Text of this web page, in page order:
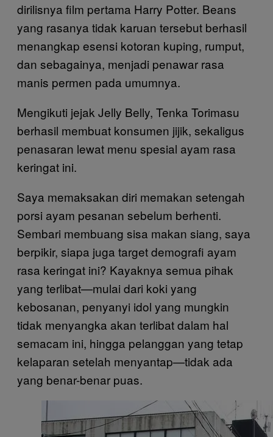
dirilisnya film pertama Harry Potter. Beans
yang rasanya tidak karuan tersebut berhasil
menangkap esensi kotoran kuping, rumput,
dan sebagainya, menjadi penawar rasa
manis permen pada umumnya.
Mengikuti jejak Jelly Belly, Tenka Torimasu
berhasil membuat konsumen jijik, sekaligus
penasaran lewat menu spesial ayam rasa
keringat ini.
Saya memaksakan diri memakan setengah
porsi ayam pesanan sebelum berhenti.
Sembari membuang sisa makan siang, saya
berpikir, siapa juga target demografi ayam
rasa keringat ini? Kayaknya semua pihak
yang terlibat—mulai dari koki yang
kebosanan, penyanyi idol yang mungkin
tidak menyangka akan terlibat dalam hal
semacam ini, hingga pelanggan yang tetap
kelaparan setelah menyantap—tidak ada
yang benar-benar puas.